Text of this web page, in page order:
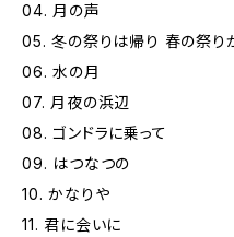
04. 月の声
05. 冬の祭りは帰り 春の祭
06. 水の月
07. 月夜の浜辺
08. ゴンドラに乗って
09. はつなつの
10. かなりや
11. 君に会いに